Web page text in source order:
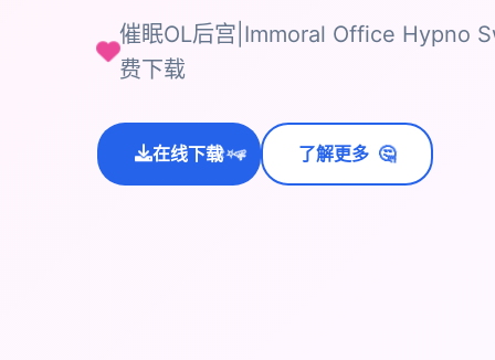
催眠OL后宫|Immoral Office Hypno
费下载
在线下载
✨⭐💫 了解更多 🤔